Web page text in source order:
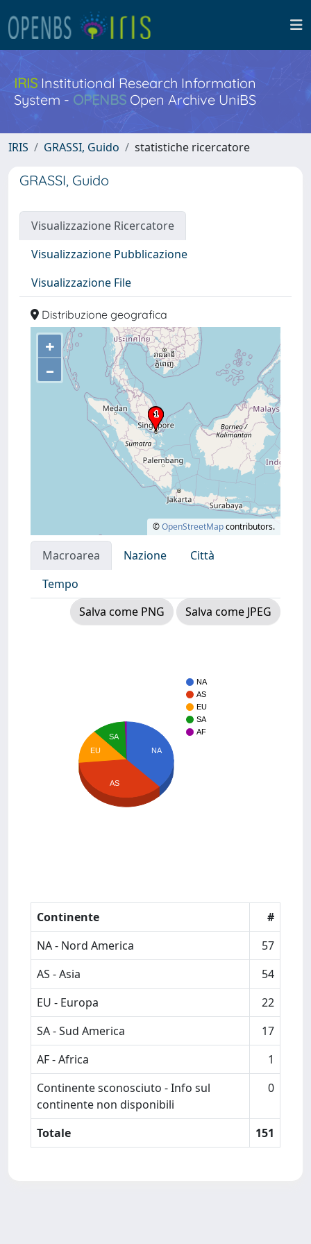
IRISInstitutional Research Information
System - OPENBS Open Archive UniBS
IRIS GRASSI, Guido statistiche ricercatore
GRASSI, Guido
Visualizzazione Ricercatore
Visualizzazione Pubblicazione
Visualizzazione File
Distribuzione geografica
+
–
©OpenStreetMapcontributors.
Macroarea Nazione
Città
Tempo
Salva come PNG
Salva come JPEG
NA
AS
EU
SA
AF
NA
SA
EU
AS
Continente
#
NA - Nord America
57
AS - Asia
54
EU - Europa
22
SA - Sud America
17
AF - Africa
1
Continente sconosciuto - Info sul
continente non disponibili
0
Totale 151